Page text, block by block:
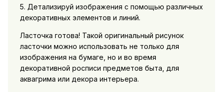
5. Детализируй изображения с помощью различных
декоративных элементов и линий.
Ласточка готова! Такой оригинальный рисунок
ласточки можно использовать не только для
изображения на бумаге, но и во время
декоративной росписи предметов быта, для
аквагрима или декора интерьера.